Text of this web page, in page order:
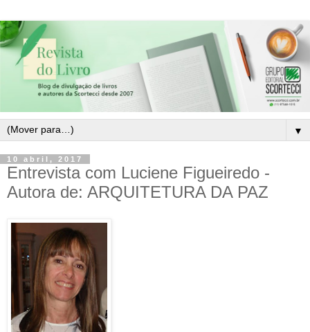
▼
10 abril, 2017
Entrevista com Luciene Figueiredo -
Autora de: ARQUITETURA DA PAZ